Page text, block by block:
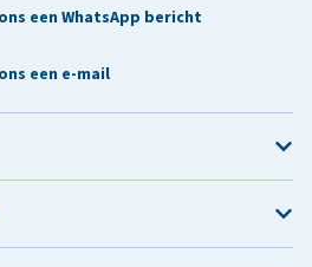
een WhatsApp bericht
een e-mail